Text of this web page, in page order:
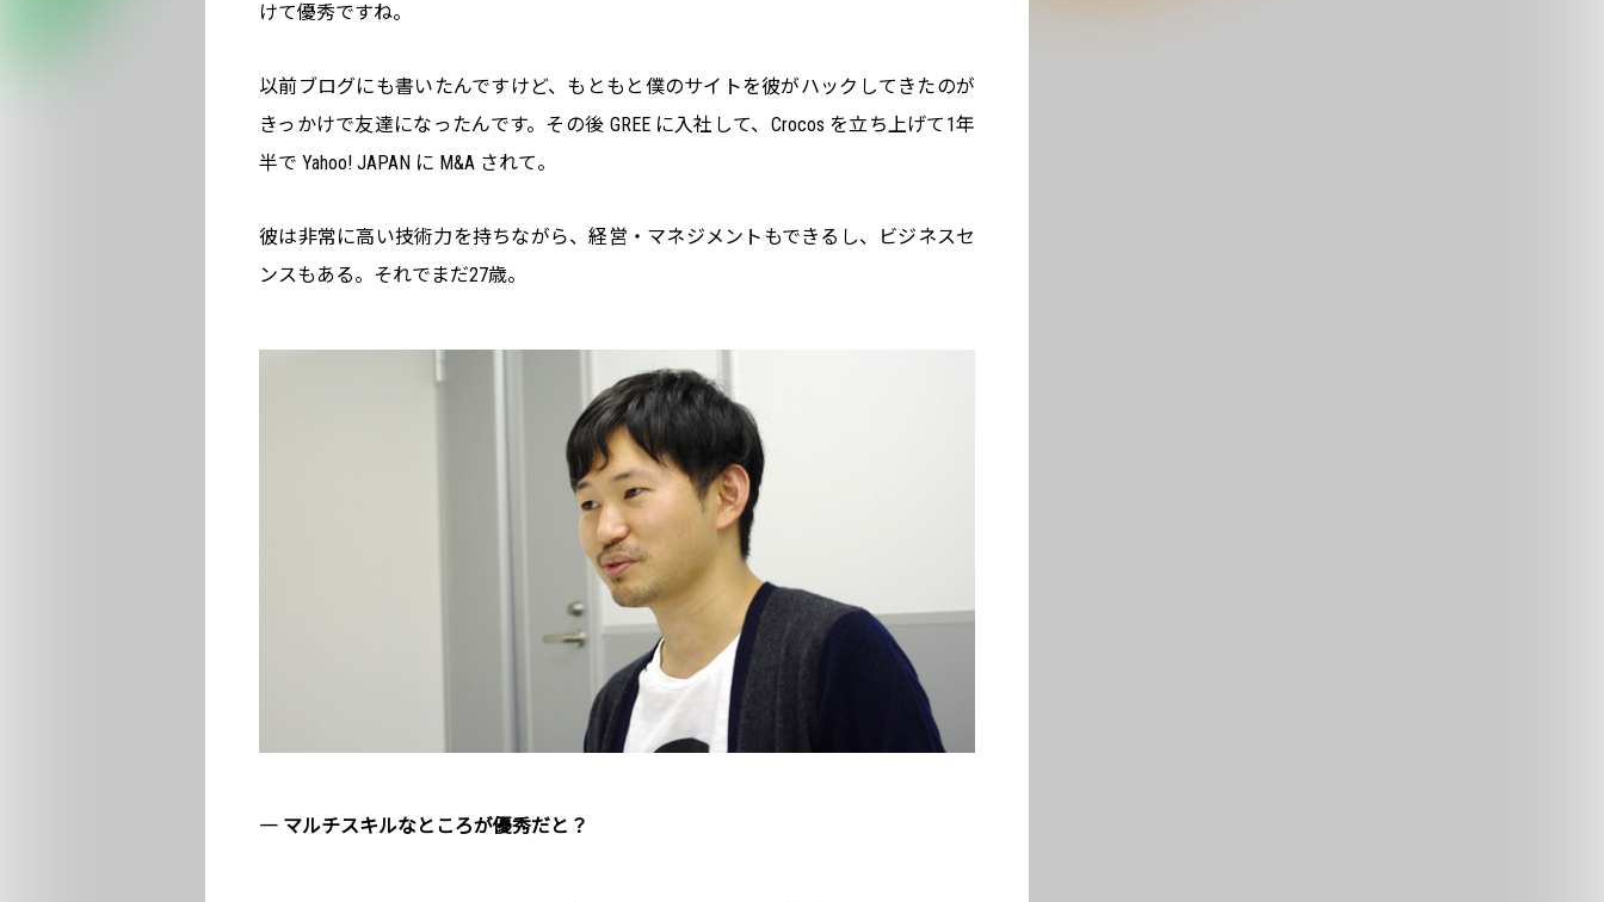
けて優秀ですね。
以前ブログにも書いたんですけど、もともと僕のサイトを彼がハックしてきたのが
きっかけで友達になったんです。その後 GREE に入社して、Crocos を立ち上げて1年
半で Yahoo! JAPAN に M&A されて。
彼は非常に高い技術力を持ちながら、経営・マネジメントもできるし、ビジネスセ
ンスもある。それでまだ27歳。
― マルチスキルなところが優秀だと？